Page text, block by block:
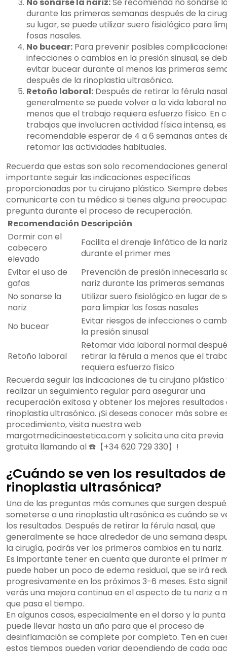
No sonarse la nariz:Se recomienda no sonarse
durante las primeras semanas después de la
su lugar, se puede utilizar suero fisiológico para
fosas nasales.
No bucear: Para prevenir posibles
infecciones o cambios en la presión sinusal, se
evitar bucear durante al menos las primeras
después de la rinoplastia ultrasónica.
Retoño laboral: Después de retirar la férula
generalmente se puede volver a la vida laboral
menos que el trabajo requiera esfuerzo físico. En
trabajos que involucren actividad física intensa, es
recomendable esperar de 4 a 6 semanas antes
retomar las actividades habituales.
Recuerda que estas son solo recomendaciones
importante seguir las indicaciones específicas
proporcionadas por tu cirujano plástico. Siempre
comunicarte con tu médico si tienes alguna
pregunta durante el proceso de recuperación.
Recomendación Descripción
Dormir con el
cabecero
elevado
Facilita el drenaje linfático de la nariz
durante el primer mes
Evitar el uso de
gafas
Prevención de presión innecesaria
nariz durante las primeras semanas
No sonarse la
nariz
Utilizar suero fisiológico en lugar de
para limpiar las fosas nasales
No bucear
Evitar riesgos de infecciones o
la presión sinusal
Retoño laboral
Retomar vida laboral normal
retirar la férula a menos que el
requiera esfuerzo físico
Recuerda seguir las indicaciones de tu cirujano plástico
realizar un seguimiento regular para asegurar una
recuperación exitosa y obtener los mejores resultados
rinoplastia ultrasónica. ¡Si deseas conocer más sobre
procedimiento, visita nuestra web
margotmedicinaestetica.com y solicita una cita previa
gratuita llamando al ☎️【+34 620 729 330】!
¿Cuándo se ven los resultados
rinoplastia ultrasónica?
Una de las preguntas más comunes que surgen
someterse a una rinoplastia ultrasónica es cuándo se
los resultados. Después de retirar la férula nasal, que
generalmente se hace alrededor de una semana
la cirugía, podrás ver los primeros cambios en tu nariz.
Es importante tener en cuenta que durante el primer
puede haber un poco de edema residual, que se irá
progresivamente en los próximos 3-6 meses. Esto
verás una mejora continua en el aspecto de tu nariz a
que pasa el tiempo.
En algunos casos, especialmente en el dorso y la punta
puede llevar hasta un año para que el proceso de
desinflamación se complete por completo. Ten en
estos tiempos pueden variar dependiendo de cada